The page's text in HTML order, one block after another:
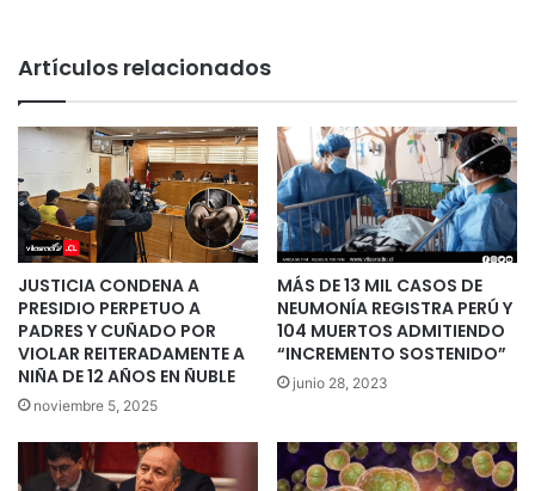
Artículos relacionados
JUSTICIA CONDENA A
PRESIDIO PERPETUO A
PADRES Y CUÑADO POR
VIOLAR REITERADAMENTE A
NIÑA DE 12 AÑOS EN ÑUBLE
noviembre 5, 2025
MÁS DE 13 MIL CASOS DE
NEUMONÍA REGISTRA PERÚ Y
104 MUERTOS ADMITIENDO
“INCREMENTO SOSTENIDO”
junio 28, 2023